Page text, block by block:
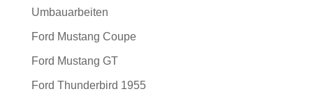
Umbauarbeiten
Ford Mustang Coupe
Ford Mustang GT
Ford Thunderbird 1955